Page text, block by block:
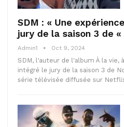
SDM : « Une
jury de la saison 3 de
Admin1 Oct 9, 2024
SDM, l'auteur de l'album À la vie,
intégré le jury de la saison 3 de
série télévisée diffusée sur